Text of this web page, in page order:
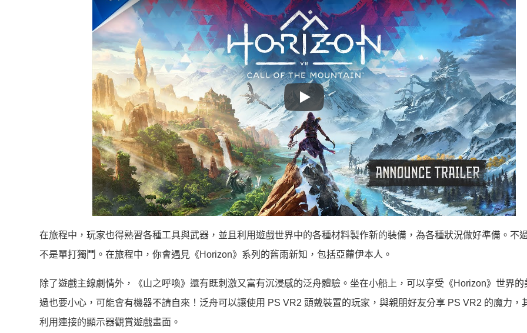
Play
在旅程中，玩家也得熟習各種工具與武器，並且利用遊戲世界中的各種材料製作新的裝備，為各種狀況做好準備。不
不是單打獨鬥。在旅程中，你會遇見《Horizon》系列的舊雨新知，包括亞蘿伊本人。
除了遊戲主線劇情外，《山之呼喚》還有既刺激又富有沉浸感的泛舟體驗。坐在小船上，可以享受《Horizon》世界的
過也要小心，可能會有機器不請自來！泛舟可以讓使用 PS VR2 頭戴裝置的玩家，與親朋好友分享 PS VR2 的魔力，
利用連接的顯示器觀賞遊戲畫面。